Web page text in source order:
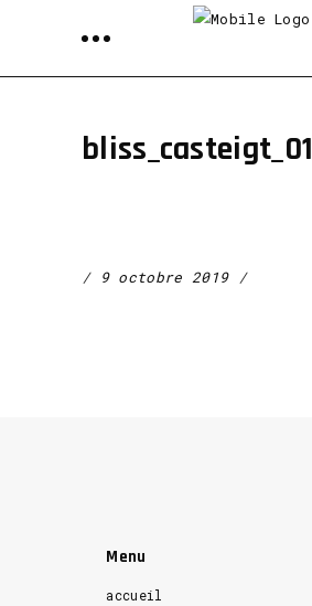
bliss_casteigt_01
9 octobre 2019
Menu
accueil